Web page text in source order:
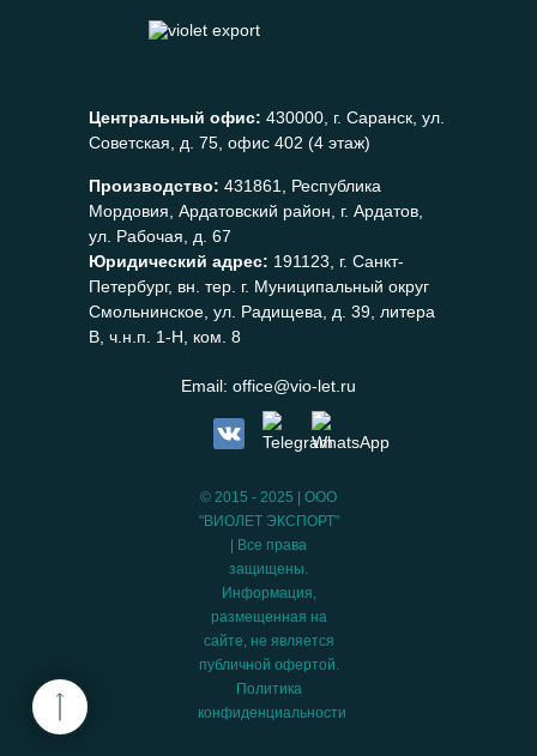
Центральный офис: 430000, г. Саранск, ул.
Советская, д. 75, офис 402 (4 этаж)
Производство: 431861, Республика
Мордовия, Ардатовский район, г. Ардатов,
ул. Рабочая, д. 67
Юридический адрес: 191123, г. Санкт-
Петербург, вн. тер. г. Муниципальный округ
Смольнинское, ул. Радищева, д. 39, литера
В, ч.н.п. 1-Н, ком. 8
Email: office@vio-let.ru
© 2015 - 2025 | ООО
"ВИОЛЕТ ЭКСПОРТ"
| Все права
защищены.
Информация,
размещенная на
сайте, не является
публичной офертой.
Политика
конфиденциальности